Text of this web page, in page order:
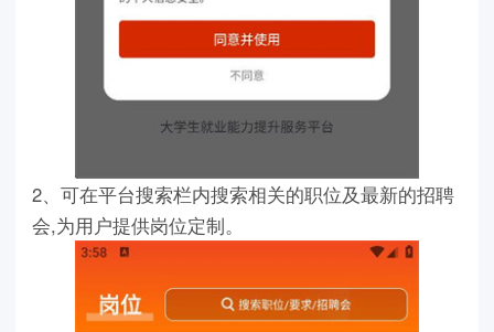
2、可在平台搜索栏内搜索相关的职位及最新的招聘
会,为用户提供岗位定制。